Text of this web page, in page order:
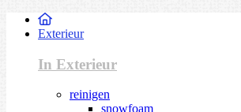
Exterieur
In Exterieur
reinigen
snowfoam